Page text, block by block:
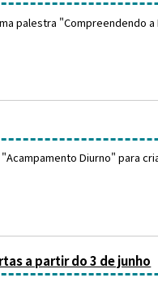
palestra "Compreendendo a
Diurno" para
a partir do 3 de junho